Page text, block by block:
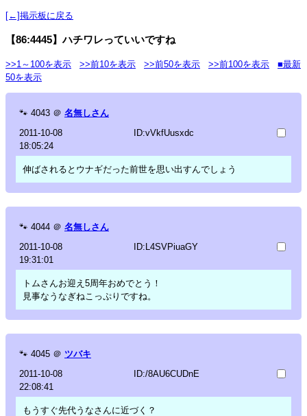
[←]掲示板に戻る
【86:4445】ハチワレっていいですね
>>1～100を表示 >>前10を表示 >>前50を表示 >>前100を表示
■最新
50を表示
🐾 4043 ＠ 名無しさん
2011-10-08
18:05:24
ID:vVkfUusxdc
伸ばされるとウナギだった前世を思い出すんでしょう
🐾 4044 ＠ 名無しさん
2011-10-08
19:31:01
ID:L4SVPiuaGY
トムさんお迎え5周年おめでとう！
見事なうなぎねこっぷりですね。
🐾 4045 ＠ ツバキ
2011-10-08
22:08:41
ID:/8AU6CUDnE
もうすぐ先代うなさんに近づく？